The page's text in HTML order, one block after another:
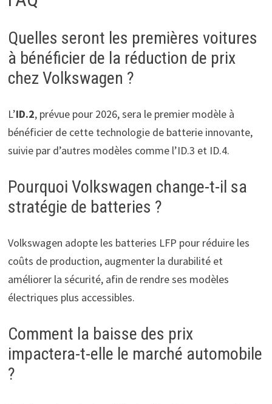
Quelles seront les premières voitures
à bénéficier de la réduction de prix
chez Volkswagen ?
L’ID.2, prévue pour 2026, sera le premier modèle à
bénéficier de cette technologie de batterie innovante,
suivie par d’autres modèles comme l’ID.3 et ID.4.
Pourquoi Volkswagen change-t-il sa
stratégie de batteries ?
Volkswagen adopte les batteries LFP pour réduire les
coûts de production, augmenter la durabilité et
améliorer la sécurité, afin de rendre ses modèles
électriques plus accessibles.
Comment la baisse des prix
impactera-t-elle le marché automobile
?